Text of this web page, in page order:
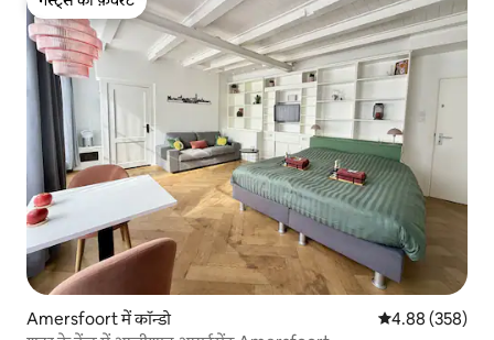
गेस्ट्स की फ़ेवरेट
Amersfoort में कॉन्डो औसत रेटिंग 5 में से
4.88 (358)